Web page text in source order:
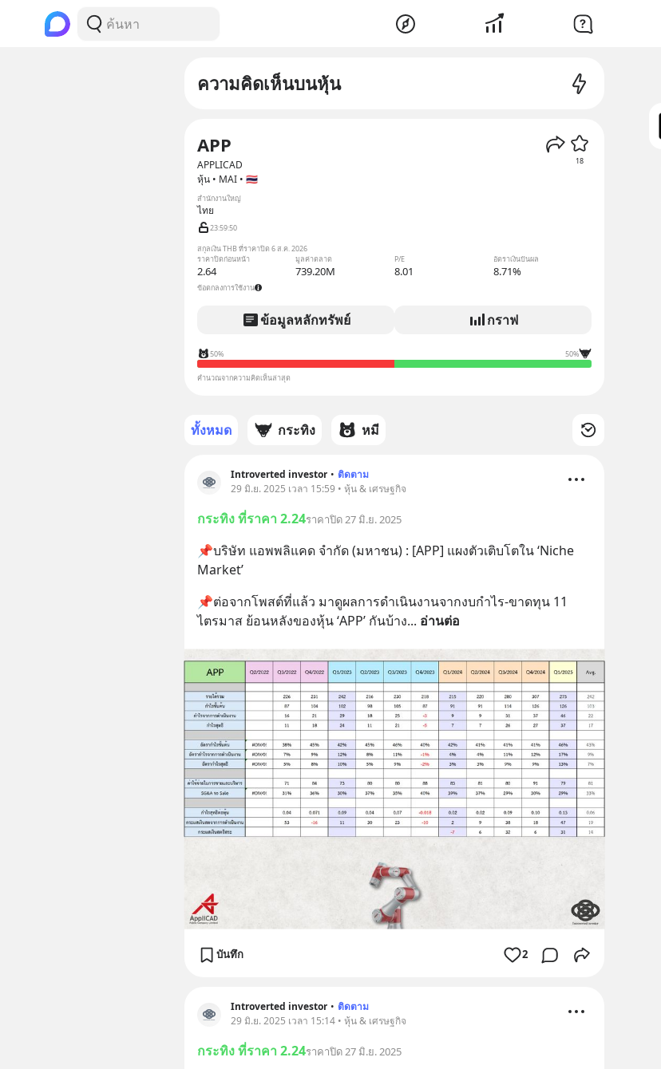
ความคิดเห็นบนหุ้น
APP
APPLICAD 18
หุ้น • MAI • 🇹🇭
สำนักงานใหญ่
ไทย
23:59:49
สกุลเงิน THB ที่ราคาปิด 6 ส.ค. 2026
ราคาปิดก่อนหน้า
มูลค่าตลาด P/E อัตราเงินปันผล
2.64 739.20M 8.01 8.71%
ข้อตกลงการใช้งาน
ข้อมูลหลักทรัพย์ กราฟ
50% 50%
คำนวณจากความคิดเห็นล่าสุด
ทั้งหมด กระทิง หมี
Introverted investor • ติดตาม
29 มิ.ย. 2025 เวลา 15:59 • หุ้น & เศรษฐกิจ
กระทิง ที่ราคา 2.24ราคาปิด 27 มิ.ย. 2025
📌บริษัท แอพพลิแคด จำกัด (มหาชน) : [APP] แผงตัวเติบโตใน ‘Niche
Market’
📌ต่อจากโพสต์ที่แล้ว มาดูผลการดำเนินงานจากงบกำไร-ขาดทุน 11
ไตรมาส ย้อนหลังของหุ้น ‘APP’ กันบ้าง... อ่านต่อ
บันทึก 2
Introverted investor • ติดตาม
29 มิ.ย. 2025 เวลา 15:14 • หุ้น & เศรษฐกิจ
กระทิง ที่ราคา 2.24ราคาปิด 27 มิ.ย. 2025